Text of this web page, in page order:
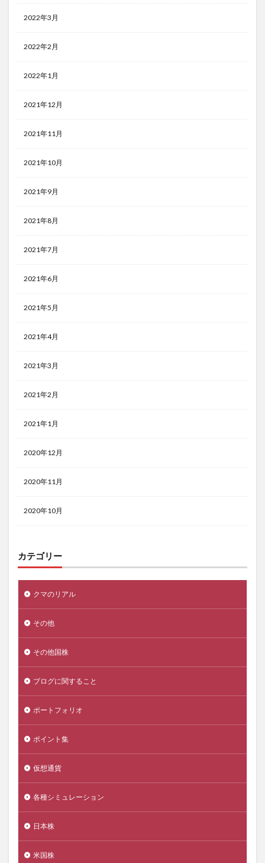
2022年3月
2022年2月
2022年1月
2021年12月
2021年11月
2021年10月
2021年9月
2021年8月
2021年7月
2021年6月
2021年5月
2021年4月
2021年3月
2021年2月
2021年1月
2020年12月
2020年11月
2020年10月
カテゴリー
クマのリアル
その他
その他国株
ブログに関すること
ポートフォリオ
ポイント集
仮想通貨
各種シミュレーション
日本株
米国株